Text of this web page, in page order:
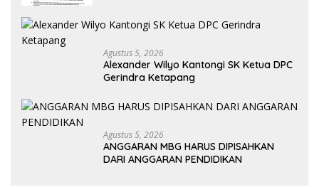
Agustus 5, 2026
Alexander Wilyo Kantongi SK Ketua DPC
Gerindra Ketapang
Agustus 5, 2026
ANGGARAN MBG HARUS DIPISAHKAN
DARI ANGGARAN PENDIDIKAN